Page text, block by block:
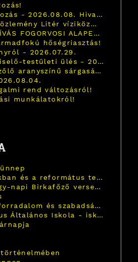
Munkarend-változás - 2026.08.08. Hivatal zárva tart!
Polgármesteri közlemény Litér víziközmű infrastruktúra fejlesztésről 2026.07.30.
PÁLYÁZATI FELHÍVÁS FOGORVOSI ALAPELLÁTÁSI FELADATOK, FOGÁSZATI ÉS ISKOLAFOGÁSZATI FELADATOK ELLÁTÁSÁRA!
hőségriasztás!
- 2026.07.29.
Rendkívüli Képviselő-testületi ülés - 2026.07.28.
Tájékoztató a szőlő aranyszínű sárgaság betegségéről!
rend változásról!
munkálatokról!
Fotók a Közparkban és a református templom kapujában!
XXI. Szent György-napi Birkafőző verseny
Az 1848-49-es forradalom és szabadságharc hagyomány-felelevenítő, történelmi megemlékezés
Litéri Református Általános Iskola - iskolai karácsonyi ünnepély áhítattal